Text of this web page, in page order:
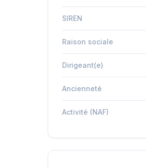
SIREN
Raison sociale
Dirigeant(e)
Ancienneté
Activité (NAF)